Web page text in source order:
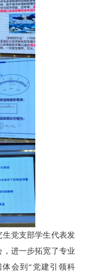
生党支部学生代表发
进一步拓宽了专业
会到“党建引领科